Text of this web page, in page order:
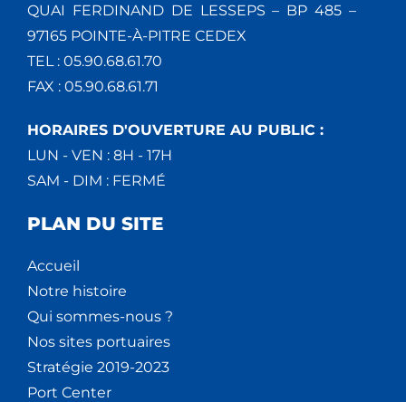
QUAI FERDINAND DE LESSEPS – BP 485 –
97165 POINTE-À-PITRE CEDEX
TEL : 05.90.68.61.70
FAX : 05.90.68.61.71
HORAIRES D'OUVERTURE AU PUBLIC :
LUN - VEN : 8H - 17H
SAM - DIM : FERMÉ
PLAN DU SITE
Accueil
Notre histoire
Qui sommes-nous ?
Nos sites portuaires
Stratégie 2019-2023
Port Center